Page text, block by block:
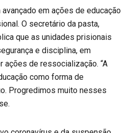
em ações de educação
O secretário da pasta,
que as unidades prisionais
e disciplina, em
de ressocialização. “A
como forma de
Progredimos muito nesses